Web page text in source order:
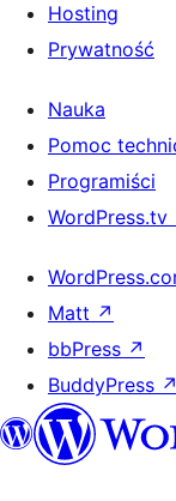
Hosting
Prywatność
Nauka
Pomoc
Programiści
WordPress.tv
Matt ↗
bbPress ↗
BuddyPress ↗